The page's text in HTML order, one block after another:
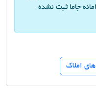
جاما ثبت نشده
املاک